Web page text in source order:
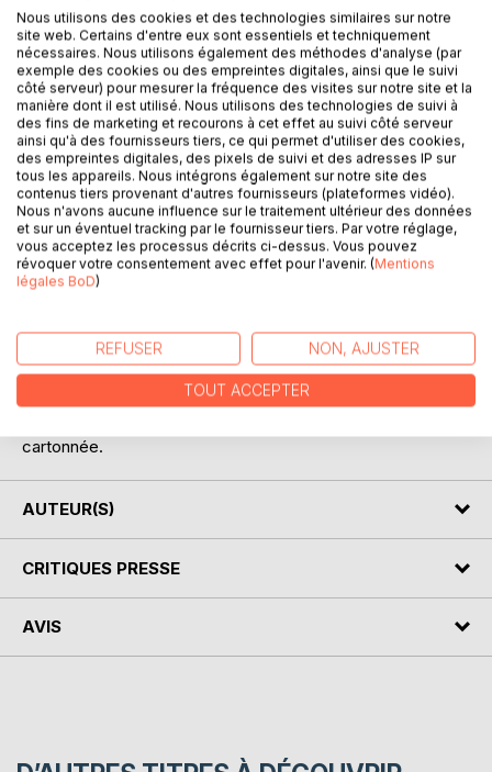
DESCRIPTION
Vous souffrez d'un excès de cholestérol sanguin ?
Ce journal diététique, élaboré par Cédric MENARD
diététicien-nutritionniste, sera pour vous le compagnon
idéal !
En effet, tous vos repas, vos sensations, vos remarques,
vos observations... pourront lui être confiés
quotidiennement.
Comme tout carnet diététique, il deviendra très rapidement
un compagnon fort utile lors de vos consultations avec
votre médecin, qu'il soit généraliste ou spécialiste, ainsi
Tout en prenant la plume, vous apprendrez très rapidement
à mieux maîtriser votre alimentation imposée par votre
hypercholestérolémie ; bref, ce confident deviendra, pour
vous, très vite, un soutien efficace et indispensable.
cartonnée.
AUTEUR(S)
CRITIQUES PRESSE
AVIS
Nous utilisons des cookies et des technologies similaires sur notre
site web. Certains d'entre eux sont essentiels et techniquement
nécessaires. Nous utilisons également des méthodes d'analyse (par
exemple des cookies ou des empreintes digitales, ainsi que le suivi
côté serveur) pour mesurer la fréquence des visites sur notre site et la
manière dont il est utilisé. Nous utilisons des technologies de suivi à
des fins de marketing et recourons à cet effet au suivi côté serveur
ainsi qu'à des fournisseurs tiers, ce qui permet d'utiliser des cookies,
des empreintes digitales, des pixels de suivi et des adresses IP sur
tous les appareils. Nous intégrons également sur notre site des
contenus tiers provenant d'autres fournisseurs (plateformes vidéo).
Nous n'avons aucune influence sur le traitement ultérieur des données
et sur un éventuel tracking par le fournisseur tiers. Par votre réglage,
vous acceptez les processus décrits ci-dessus. Vous pouvez
révoquer votre consentement avec effet pour l'avenir. (Mentions
légales BoD)
REFUSER NON, AJUSTER
TOUT ACCEPTER